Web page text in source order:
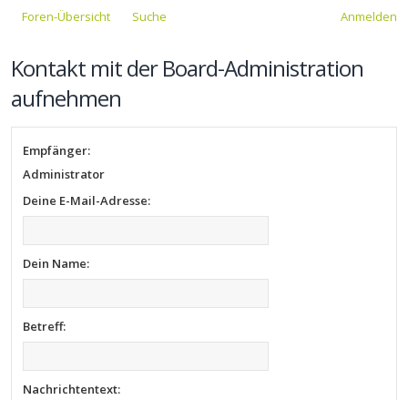
Foren-Übersicht Suche Anmelden
Kontakt mit der Board-Administration
aufnehmen
Empfänger:
Administrator
Deine E-Mail-Adresse:
Dein Name:
Betreff:
Nachrichtentext: